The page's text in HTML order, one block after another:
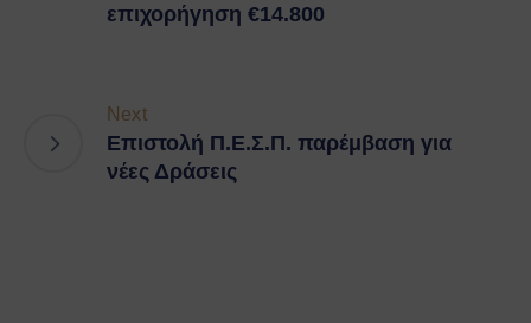
επιχορήγηση €14.800
Next
Επιστολή Π.Ε.Σ.Π. παρέμβαση για
νέες Δράσεις